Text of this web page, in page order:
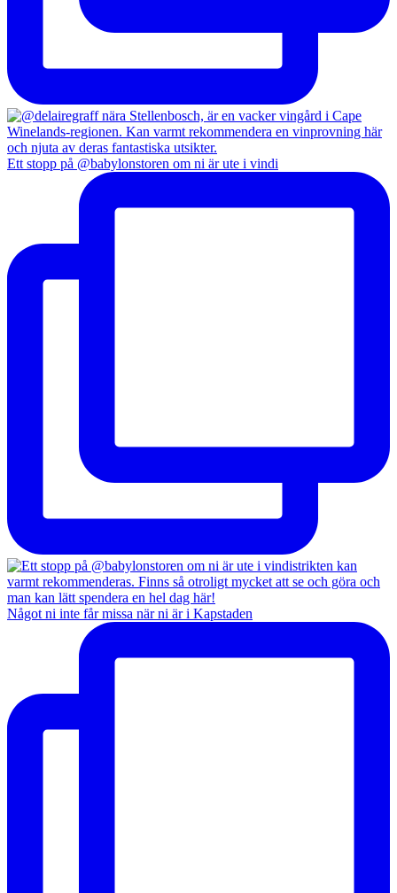
Ett stopp på @babylonstoren om ni är ute i vindi
Något ni inte får missa när ni är i Kapstaden